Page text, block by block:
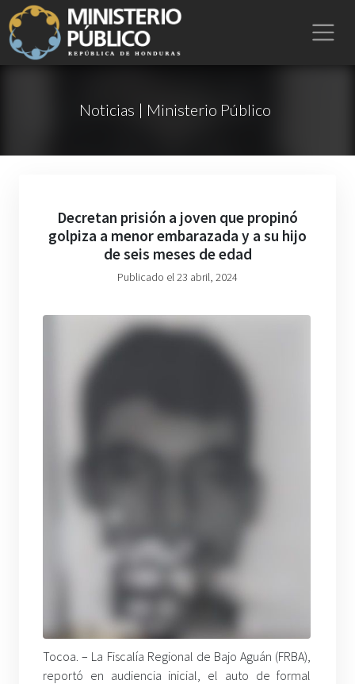
Noticias | Ministerio Público
Decretan prisión a joven que propinó
golpiza a menor embarazada y a su hijo
de seis meses de edad
Publicado el 23 abril, 2024
Tocoa. – La Fiscalía Regional de Bajo Aguán (FRBA),
reportó en audiencia inicial, el auto de formal